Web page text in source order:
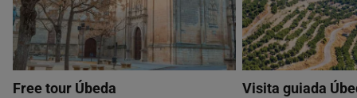
Free tour Úbeda Visita guiada